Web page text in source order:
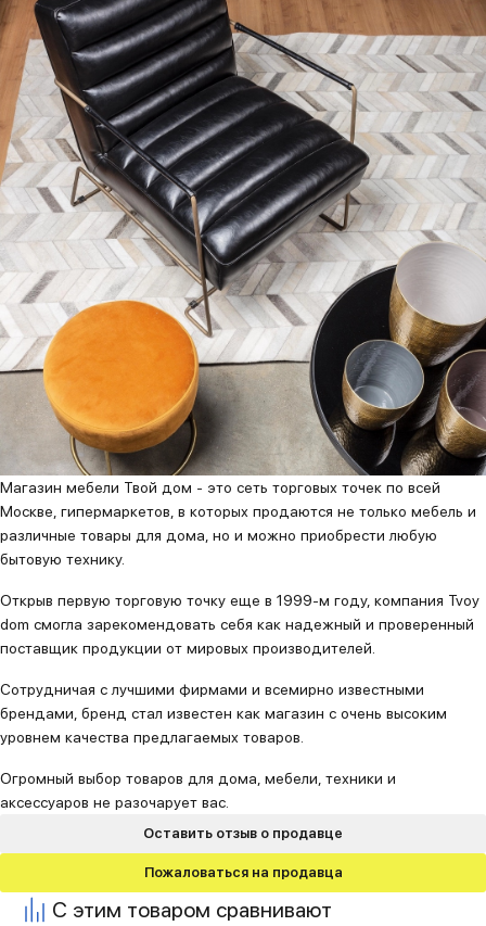
Оставить отзыв о продавце
Пожаловаться на продавца
Магазин мебели Твой дом - это сеть торговых точек по всей
Москве, гипермаркетов, в которых продаются не только мебель и
различные товары для дома, но и можно приобрести любую
бытовую технику.
Открыв первую торговую точку еще в 1999-м году, компания Tvoy
dom смогла зарекомендовать себя как надежный и проверенный
поставщик продукции от мировых производителей.
Сотрудничая с лучшими фирмами и всемирно известными
брендами, бренд стал известен как магазин с очень высоким
уровнем качества предлагаемых товаров.
Огромный выбор товаров для дома, мебели, техники и
аксессуаров не разочарует вас.
С этим товаром сравнивают